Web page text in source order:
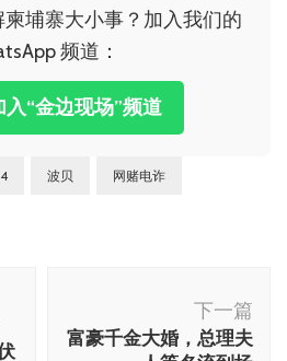
埔寨大小事？加入我们的
频道：
入“金边现场”频道
波贝 网赌电诈
下一篇
富豪千金大婚，总理夫